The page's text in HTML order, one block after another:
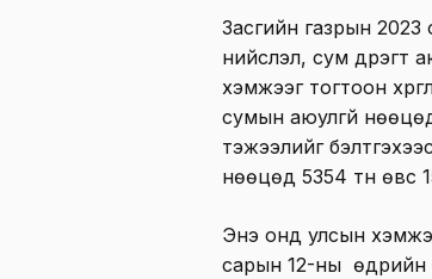
Засгийн газрын 2023
нийслэл, сум дүүрэгт
хэмжээг тогтоон
сумын аюулгүй
тэжээлийг
нөөцөд 5354 тн өвс
Энэ онд улсын
сарын 12-ны өдрийн